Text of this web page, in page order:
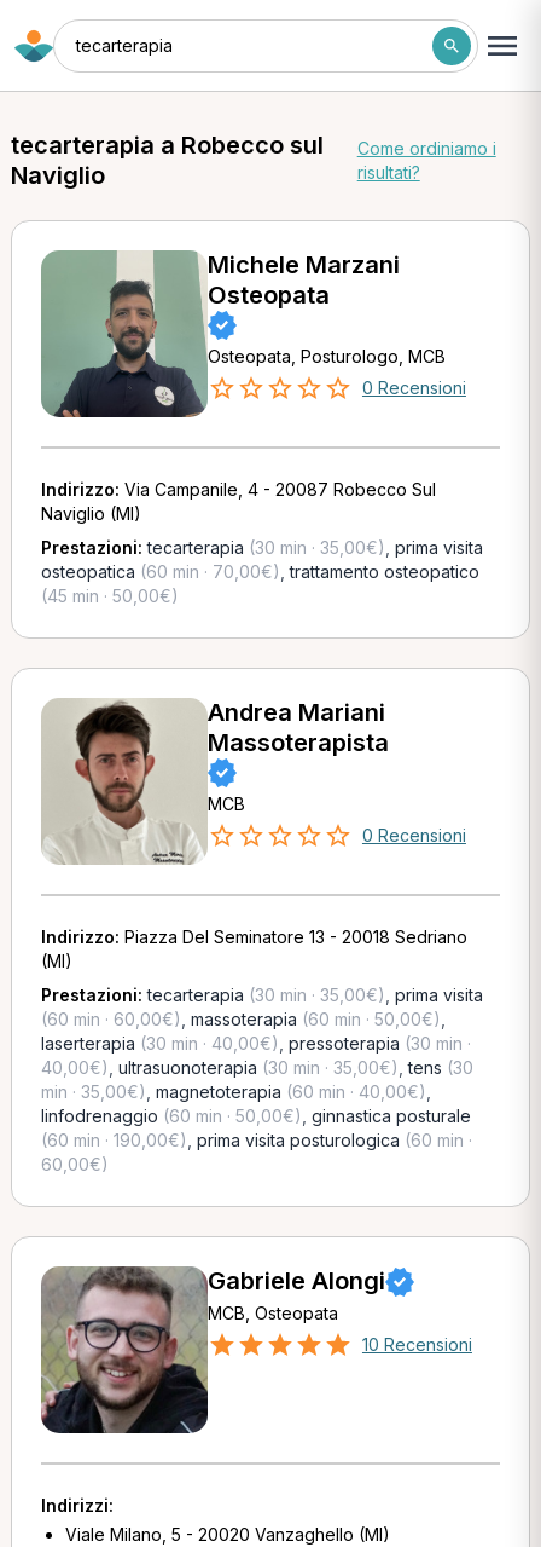
tecarterapia
tecarterapia a Robecco sul
Naviglio
Come ordiniamo i
risultati?
Michele Marzani
Osteopata
Osteopata, Posturologo, MCB
0 Recensioni
Indirizzo: Via Campanile, 4 - 20087 Robecco Sul
Naviglio (MI)
Prestazioni:tecarterapia (30 min · 35,00€) prima visita
osteopatica (60 min · 70,00€) ,trattamento osteopatico
(45 min · 50,00€)
Andrea Mariani
Massoterapista
MCB
0 Recensioni
Indirizzo: Piazza Del Seminatore 13 - 20018 Sedriano
(MI)
Prestazioni:tecarterapia (30 min · 35,00€) prima visita
(60 min · 60,00€) massoterapia (60 min · 50,00€)
laserterapia (30 min · 40,00€) pressoterapia (30 min ·
40,00€) ultrasuonoterapia (30 min · 35,00€) ,tens (30
min · 35,00€) magnetoterapia (60 min · 40,00€)
linfodrenaggio (60 min · 50,00€) ginnastica posturale
(60 min · 190,00€) prima visita posturologica (60 min ·
60,00€)
Gabriele Alongi
MCB, Osteopata
10 Recensioni
Indirizzi:
Viale Milano, 5 - 20020 Vanzaghello (MI)